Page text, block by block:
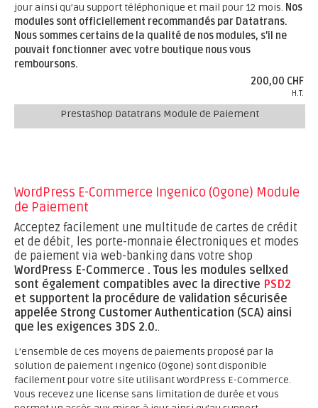
jour ainsi qu’au support téléphonique et mail pour 12 mois. Nos
modules sont officiellement recommandés par Datatrans.
Nous sommes certains de la qualité de nos modules, s’il ne
pouvait fonctionner avec votre boutique nous vous
remboursons.
200,00 CHF
H.T.
PrestaShop Datatrans Module de Paiement
WordPress E-Commerce Ingenico (Ogone) Module
de Paiement
Acceptez facilement une multitude de cartes de crédit
et de débit, les porte-monnaie électroniques et modes
de paiement via web-banking dans votre shop
WordPress E-Commerce . Tous les modules sellxed
sont également compatibles avec la directive PSD2
et supportent la procédure de validation sécurisée
appelée Strong Customer Authentication (SCA) ainsi
que les exigences 3DS 2.0..
L’ensemble de ces moyens de paiements proposé par la
solution de paiement Ingenico (Ogone) sont disponible
facilement pour votre site utilisant WordPress E-Commerce.
Vous recevez une license sans limitation de durée et vous